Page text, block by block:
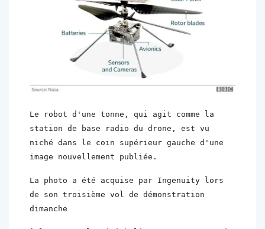
Le robot d'une tonne, qui agit comme la
station de base radio du drone, est vu
niché dans le coin supérieur gauche d'une
image nouvellement publiée.
La photo a été acquise par Ingenuity lors
de son troisième vol de démonstration
dimanche